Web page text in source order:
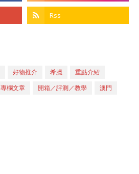
好物推介 希臘
重點介紹
專欄文章 開箱／評測／教學
澳門